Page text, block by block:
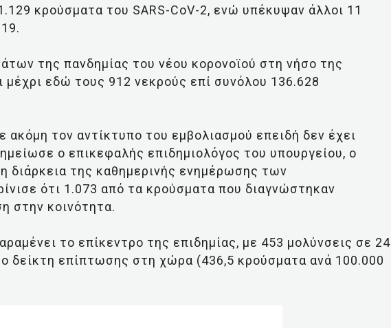
κρούσματα του SARS-CoV-2, ενώ υπέκυψαν άλλοι 11
της πανδημίας του νέου κορονοϊού στη νήσο της
μέχρι εδώ τους 912 νεκρούς επί συνόλου 136.628
ακόμη τον αντίκτυπο του εμβολιασμού επειδή δεν έχει
ο επικεφαλής επιδημιολόγος του υπουργείου, ο
διάρκεια της καθημερινής ενημέρωσης των
ότι 1.073 από τα κρούσματα που διαγνώστηκαν
στην κοινότητα.
το επίκεντρο της επιδημίας, με 453 μολύνσεις σε 24
δείκτη επίπτωσης στη χώρα (436,5 κρούσματα ανά 100.000